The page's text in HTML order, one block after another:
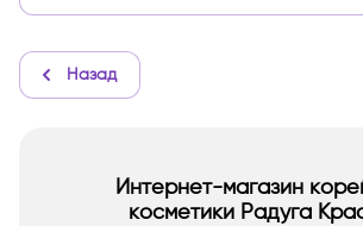
Назад
Интернет-магазин
косметики Радуга